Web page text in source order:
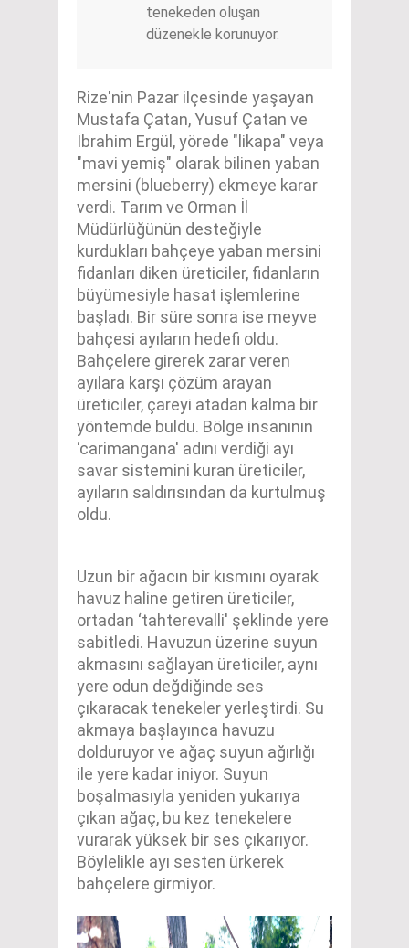
tenekeden oluşan
düzenekle korunuyor.
Rize'nin Pazar ilçesinde yaşayan
Mustafa Çatan, Yusuf Çatan ve
İbrahim Ergül, yörede "likapa" veya
"mavi yemiş" olarak bilinen yaban
mersini (blueberry) ekmeye karar
verdi. Tarım ve Orman İl
Müdürlüğünün desteğiyle
kurdukları bahçeye yaban mersini
fidanları diken üreticiler, fidanların
büyümesiyle hasat işlemlerine
başladı. Bir süre sonra ise meyve
bahçesi ayıların hedefi oldu.
Bahçelere girerek zarar veren
ayılara karşı çözüm arayan
üreticiler, çareyi atadan kalma bir
yöntemde buldu. Bölge insanının
‘carimangana' adını verdiği ayı
savar sistemini kuran üreticiler,
ayıların saldırısından da kurtulmuş
oldu.
Uzun bir ağacın bir kısmını oyarak
havuz haline getiren üreticiler,
ortadan ‘tahterevalli' şeklinde yere
sabitledi. Havuzun üzerine suyun
akmasını sağlayan üreticiler, aynı
yere odun değdiğinde ses
çıkaracak tenekeler yerleştirdi. Su
akmaya başlayınca havuzu
dolduruyor ve ağaç suyun ağırlığı
ile yere kadar iniyor. Suyun
boşalmasıyla yeniden yukarıya
çıkan ağaç, bu kez tenekelere
vurarak yüksek bir ses çıkarıyor.
Böylelikle ayı sesten ürkerek
bahçelere girmiyor.